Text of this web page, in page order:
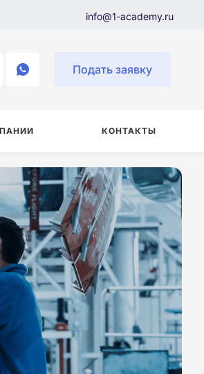
info@1-academy.ru
Подать заявку
КОНТАКТЫ